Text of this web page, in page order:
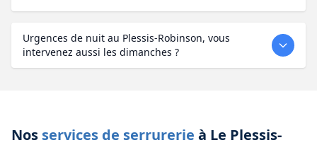
Urgences de nuit au Plessis-Robinson, vous
intervenez aussi les dimanches ?
Nos services de serrurerie à Le Plessis-